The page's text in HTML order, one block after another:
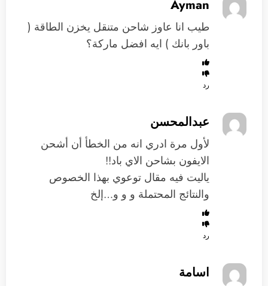
Ayman
طيب انا عاوز شاحن متنقل يخزن الطاقة (
باور بانك ) ايه افضل ماركة؟
رد
عبدالمحسن
لأول مرة ادري انه من الخطأ أن أشحن
الايفون بشاحن الاي باد!!
ياليت فيه مقال توعوي بهذا الخصوص
والنتائج المحتملة و و و…إلخ
رد
اسامة